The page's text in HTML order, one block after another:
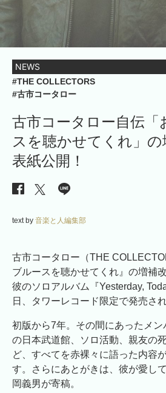
NEWS
#THE COLLECTORS
#古市コータロー
古市コータロー自伝「
スを聴かせてくれ」の
表紙公開！
text by 音楽と人編集部
古市コータロー（THE
ブルースを聴かせてくれ』の増補
彼のソロアルバム『Yesterday,
日、タワーレコード限定で発売され
初版から7年。その間にあったメ
の日本武道館、ソロ活動、親友の
ど、すべてを赤裸々に語った内容
す。さらにあとがきは、彼が愛し
岡義男が寄稿。